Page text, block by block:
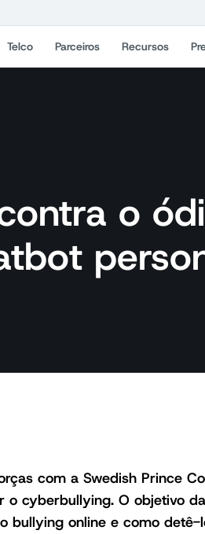
Telco Parceiros Recursos
o
com a Swedish Prince
o cyberbullying. O objetivo
bullying online e como detê-